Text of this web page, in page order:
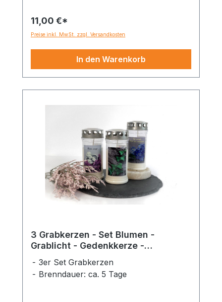
11,00 €*
Preise inkl. MwSt. zzgl. Versandkosten
In den Warenkorb
3 Grabkerzen - Set Blumen -
Grablicht - Gedenkkerze -
3er Set Grabkerzen
Brenndauer: ca. 5 Tage